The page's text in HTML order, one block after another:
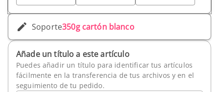
Soporte350g cartón blanco
Añade un título a este artículo
Puedes añadir un título para identificar tus artículos
fácilmente en la transferencia de tus archivos y en el
seguimiento de tu pedido.